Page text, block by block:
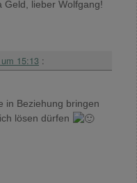
Geld, lieber Wolfgang!
15:13 :
in Beziehung bringen
lösen dürfen